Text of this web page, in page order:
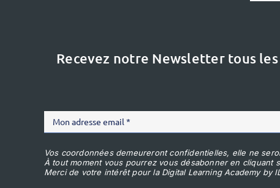
Recevez notre Newsletter tous
Vos coordonnées demeureront confidentielles, elle ne
À tout moment vous pourrez vous désabonner en
Merci de votre intérêt pour la Digital Learning Academy by